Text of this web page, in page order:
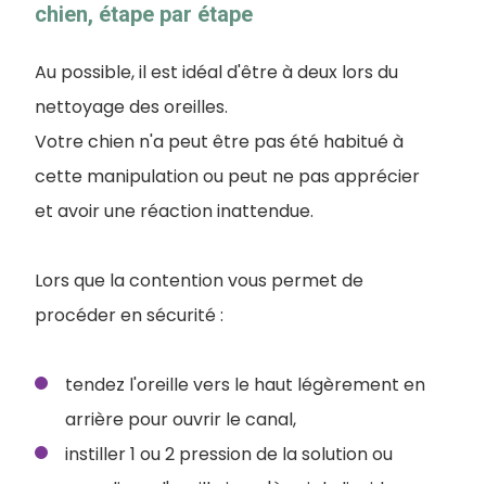
chien, étape par étape
Au possible, il est idéal d'être à deux lors du
nettoyage des oreilles.
Votre chien n'a peut être pas été habitué à
cette manipulation ou peut ne pas apprécier
et avoir une réaction inattendue.
Lors que la contention vous permet de
procéder en sécurité :
tendez l'oreille vers le haut légèrement en
arrière pour ouvrir le canal,
instiller 1 ou 2 pression de la solution ou